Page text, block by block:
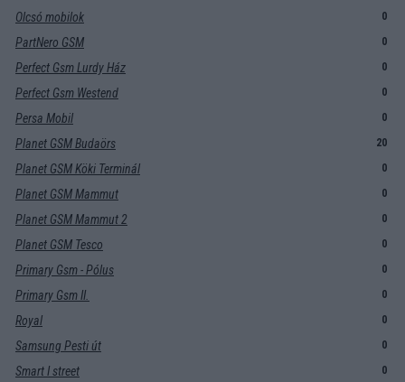
Olcsó mobilok 0
PartNero GSM 0
Perfect Gsm Lurdy Ház 0
Perfect Gsm Westend 0
Persa Mobil 0
Planet GSM Budaörs 20
Planet GSM Köki Terminál 0
Planet GSM Mammut 0
Planet GSM Mammut 2 0
Planet GSM Tesco 0
Primary Gsm - Pólus 0
Primary Gsm II. 0
Royal 0
Samsung Pesti út 0
Smart I street 0